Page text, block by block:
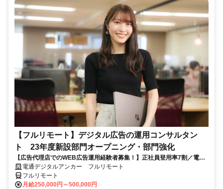
【フルリモート】デジタル広告の運用コンサルタン
ト 23年度新設部門オープニング・部門強化
【広告代理店でのWEB広告運用経験者募集！】正社員登用率7割／電通
G／全国×完全在宅／年休126日・土日祝休み／残業月平均4時間19分
電通デジタルアンカー フルリモート
フルリモート
月給250,000円～500,000円